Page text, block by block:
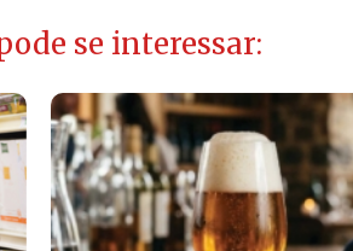
se interessar: